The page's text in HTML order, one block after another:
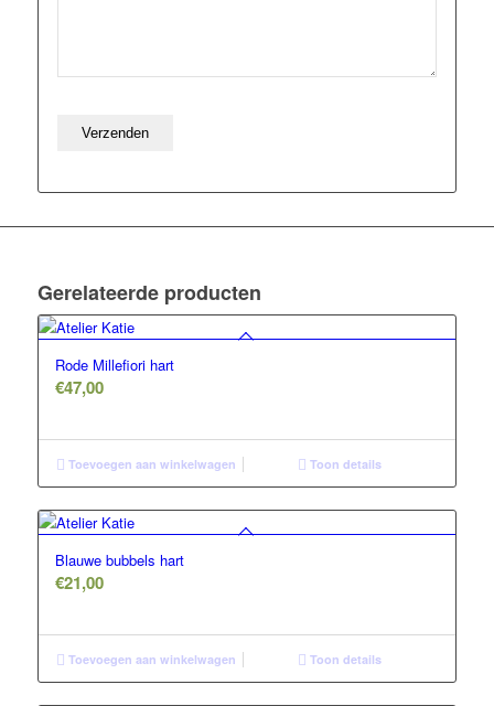
Gerelateerde producten
Rode Millefiori hart
€47,00
Toevoegen aan winkelwagen Toon details
Blauwe bubbels hart
€21,00
Toevoegen aan winkelwagen Toon details